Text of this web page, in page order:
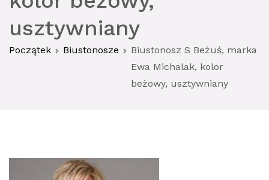
usztywniany
Początek Biustonosze
Biustonosz S Beżuś, marka
Ewa Michalak, kolor
beżowy, usztywniany